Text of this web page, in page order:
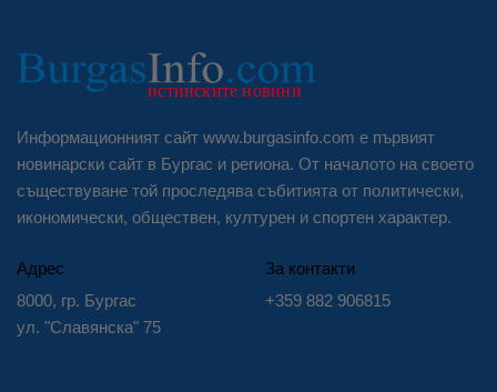
Информационният сайт www.burgasinfo.com е първият
новинарски сайт в Бургас и региона. От началото на своето
съществуване той проследява събитията от политически,
икономически, обществен, културен и спортен характер.
Адрес
8000, гр. Бургас
ул. "Славянска" 75
За контакти
+359 882 906815